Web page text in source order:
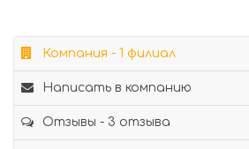
Компания - 1 филиал
Написать в компанию
Отзывы - 3 отзыва